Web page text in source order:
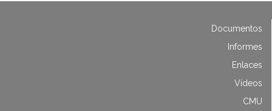
Documentos
Informes
Enlaces
Vídeos
CMU